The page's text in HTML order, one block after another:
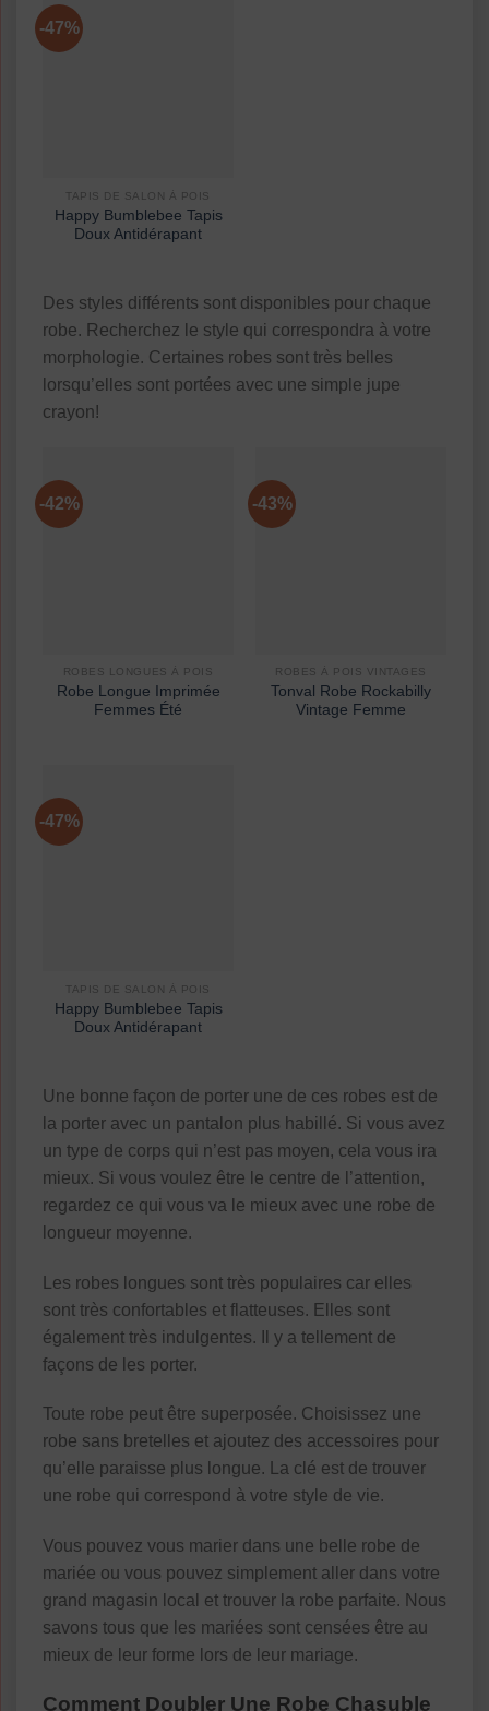
-47%
TAPIS DE SALON À POIS
Happy Bumblebee Tapis
Doux Antidérapant
Des styles différents sont disponibles pour chaque
robe. Recherchez le style qui correspondra à votre
morphologie. Certaines robes sont très belles
lorsqu’elles sont portées avec une simple jupe
crayon!
-42%
ROBES LONGUES À POIS
Robe Longue Imprimée
Femmes Été
-43%
ROBES À POIS VINTAGES
Tonval Robe Rockabilly
Vintage Femme
-47%
TAPIS DE SALON À POIS
Happy Bumblebee Tapis
Doux Antidérapant
Une bonne façon de porter une de ces robes est de
la porter avec un pantalon plus habillé. Si vous avez
un type de corps qui n’est pas moyen, cela vous ira
mieux. Si vous voulez être le centre de l’attention,
regardez ce qui vous va le mieux avec une robe de
longueur moyenne.
Les robes longues sont très populaires car elles
sont très confortables et flatteuses. Elles sont
également très indulgentes. Il y a tellement de
façons de les porter.
Toute robe peut être superposée. Choisissez une
robe sans bretelles et ajoutez des accessoires pour
qu’elle paraisse plus longue. La clé est de trouver
une robe qui correspond à votre style de vie.
Vous pouvez vous marier dans une belle robe de
mariée ou vous pouvez simplement aller dans votre
grand magasin local et trouver la robe parfaite. Nous
savons tous que les mariées sont censées être au
mieux de leur forme lors de leur mariage.
Comment Doubler Une Robe Chasuble